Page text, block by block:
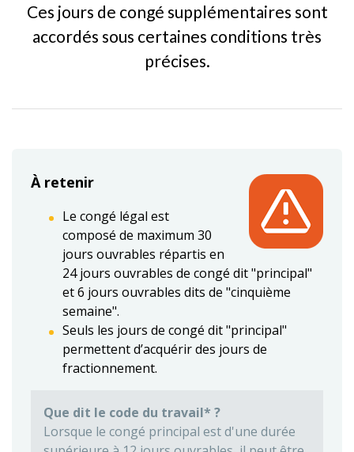
Ces jours de congé supplémentaires sont
accordés sous certaines conditions très
précises.
À retenir
Le congé légal est
composé de maximum 30
jours ouvrables répartis en
24 jours ouvrables de congé dit "principal"
et 6 jours ouvrables dits de "cinquième
semaine".
Seuls les jours de congé dit "principal"
permettent d’acquérir des jours de
fractionnement.
Que dit le code du travail* ?
Lorsque le congé principal est d'une durée